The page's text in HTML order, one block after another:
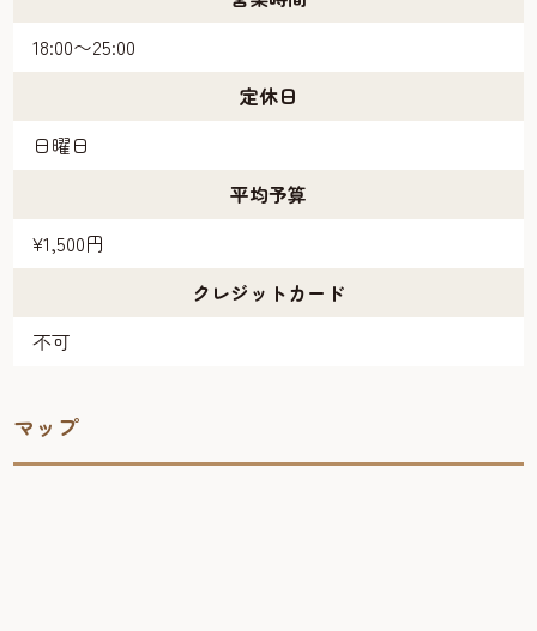
18:00〜25:00
定休日
日曜日
平均予算
¥1,500円
クレジットカード
不可
マップ